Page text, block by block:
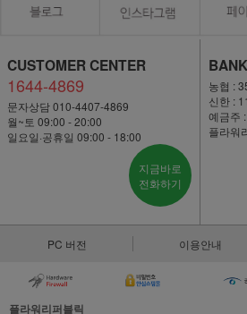
CUSTOMER CENTER
1644-4869
문자상담 010-4407-4869
월~토 09:00 - 20:00
일요일·공휴일 09:00 - 18:00
지금바로
전화하기
농협 :
신한 :
예금주 :
플라워
PC 버전 이용안내
플라워리퍼블릭